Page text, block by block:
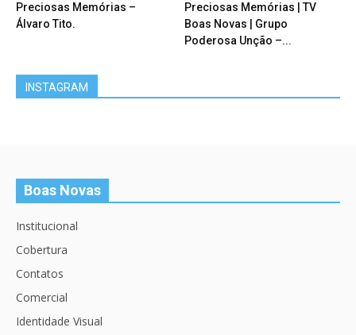
Preciosas Memórias –
Álvaro Tito.
Preciosas Memórias | TV
Boas Novas | Grupo
Poderosa Unção –...
INSTAGRAM
Boas Novas
Institucional
Cobertura
Contatos
Comercial
Identidade Visual